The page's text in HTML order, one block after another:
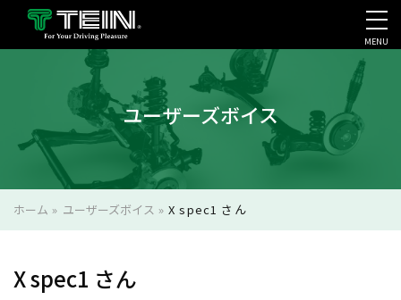
会社案内・採用・IR
MENU
ユーザーズボイス
ホーム » ユーザーズボイス »X spec1 さん
X spec1 さん